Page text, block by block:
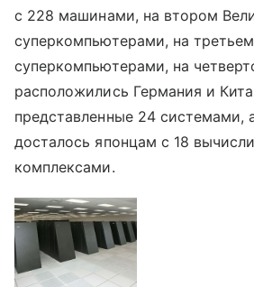
с 228 машинами, на втором
суперкомпьютерами, на
суперкомпьютерами, на
расположились Германия и
представленные 24 системами,
досталось японцам с 18
комплексами.